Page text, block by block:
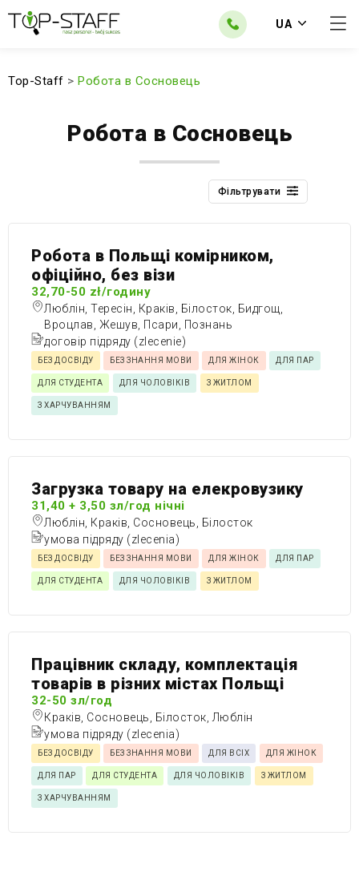
UA
Top-Staff > Робота в Сосновець
Робота в Сосновець
Фільтрувати
Робота в Польщі комірником,
офіційно, без візи
32,70-50 zł/годину
Люблін, Тересін, Краків, Білосток, Бидгощ,
Вроцлав, Жешув, Псари, Познань
договір підряду (zlecenie)
БЕЗ ДОСВІДУ БЕЗ ЗНАННЯ МОВИ ДЛЯ ЖІНОК ДЛЯ ПАР
ДЛЯ СТУДЕНТА ДЛЯ ЧОЛОВІКІВ З ЖИТЛОМ
З ХАРЧУВАННЯМ
Загрузка товару на елекровузику
31,40 + 3,50 зл/год нічні
Люблін, Краків, Сосновець, Білосток
умова підряду (zlecenia)
БЕЗ ДОСВІДУ БЕЗ ЗНАННЯ МОВИ ДЛЯ ЖІНОК ДЛЯ ПАР
ДЛЯ СТУДЕНТА ДЛЯ ЧОЛОВІКІВ З ЖИТЛОМ
Працівник складу, комплектація
товарів в різних містах Польщі
32-50 зл/год
Краків, Сосновець, Білосток, Люблін
умова підряду (zlecenia)
БЕЗ ДОСВІДУ БЕЗ ЗНАННЯ МОВИ ДЛЯ ВСІХ ДЛЯ ЖІНОК
ДЛЯ ПАР ДЛЯ СТУДЕНТА ДЛЯ ЧОЛОВІКІВ З ЖИТЛОМ
З ХАРЧУВАННЯМ